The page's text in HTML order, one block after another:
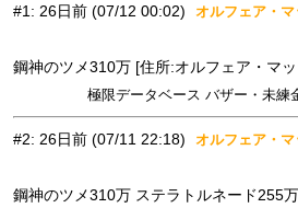
#1: 26日前 (07/12 00:02) オルフェア・
鋼神のツメ310万 [住所:オルフェア・マ
極限データベース バザー・未練
#2: 26日前 (07/11 22:18) オルフェア・
鋼神のツメ310万 ステラトルネード255